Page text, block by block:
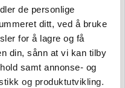
de personlige
ditt, ved å bruke
for å lagre og få
din, sånn at vi kan tilby
samt annonse- og
og produktutvikling.
Laguiole Style De Vie
Ostekniver 3 stk treasure
259 kr
På lager